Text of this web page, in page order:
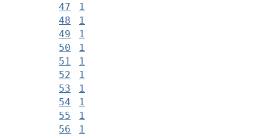
47
1
48
1
49
1
50
1
51
1
52
1
53
1
54
1
55
1
56
1